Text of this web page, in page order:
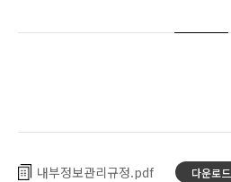
내부정보관리규정 다운로드